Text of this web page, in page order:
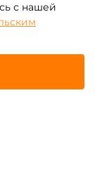
для
с нашей